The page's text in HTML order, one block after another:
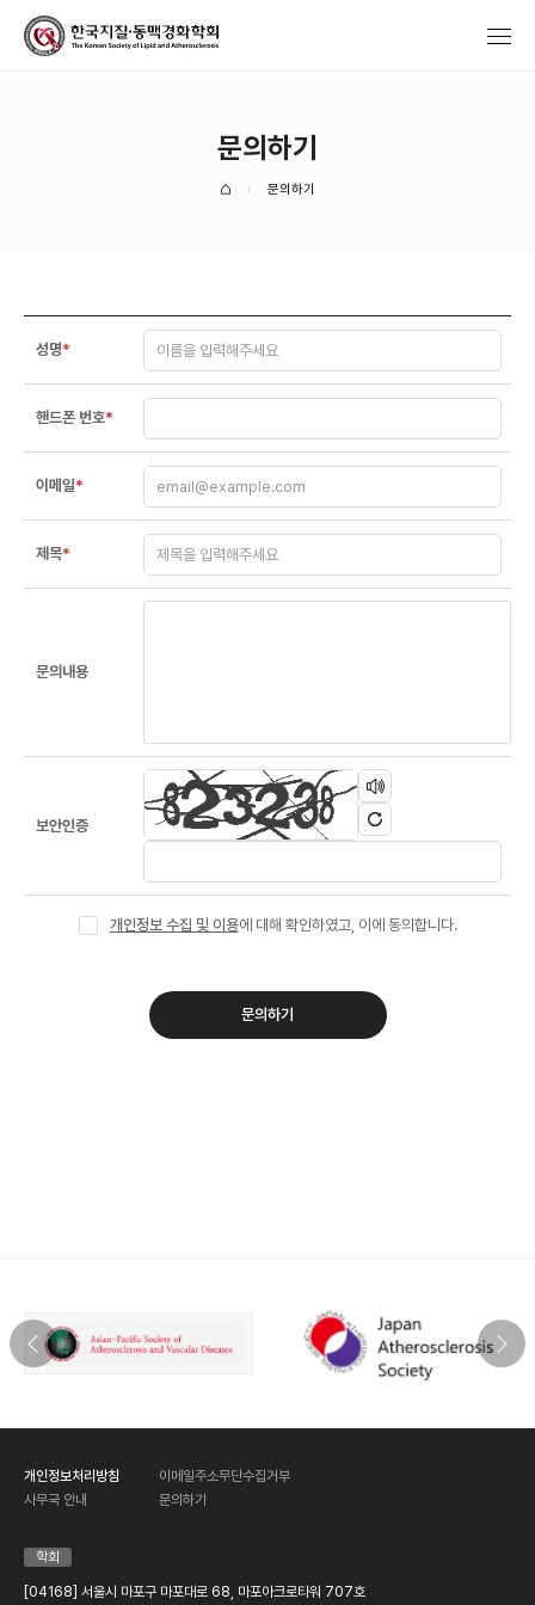
문의하기
문의하기
성명*
핸드폰 번호*
이메일*
제목*
문의내용
보안인증
개인정보 수집 및 이용에 대해 확인하였고, 이에 동의합니다.
문의하기
개인정보처리방침
이메일주소무단수집거부
사무국 안내
문의하기
학회
[04168] 서울시 마포구 마포대로 68, 마포아크로타워 707호